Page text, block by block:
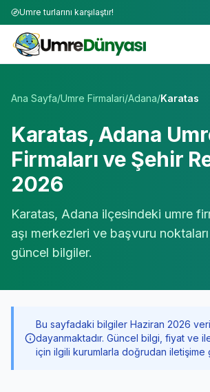
Umre turlarını karşılaştır!
Ana Sayfa/Umre Firmalari/Adana/Karatas
Karatas,Adana
Firmaları ve Şehir
2026
Karatas, Adana ilçesindeki umre
aşı merkezleri ve başvuru
güncel bilgiler.
Bu sayfadaki bilgiler Haziran 2026
dayanmaktadır. Güncel bilgi, fiyat ve
için ilgili kurumlarla doğrudan iletişime